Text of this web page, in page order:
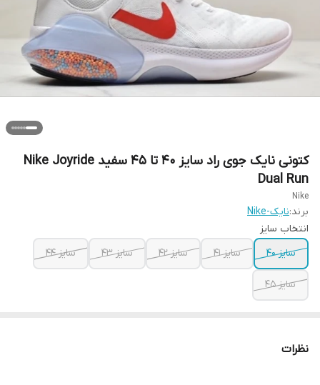
کتونی نایک جوی راد سایز ۴۰ تا ۴۵ سفید Nike Joyride
Dual Run
Nike
برند:نایک-Nike
انتخاب سایز
سایز ۴۰
سایز ۴۱ سایز ۴۲ سایز ۴۳ سایز ۴۴
سایز ۴۵
نظرات